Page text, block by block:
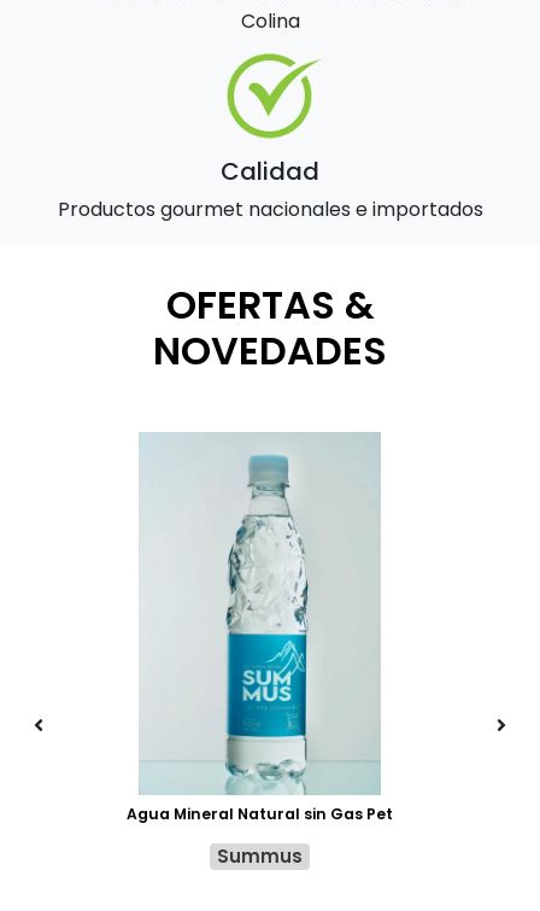
Colina
Calidad
Productos gourmet nacionales e importados
OFERTAS &
NOVEDADES
Agua Mineral Natural sin Gas Pet
Summus